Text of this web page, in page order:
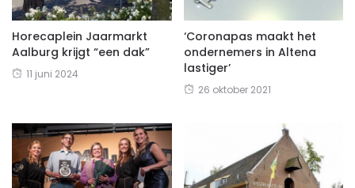
Horecaplein Jaarmarkt
Aalburg krijgt “een dak”
11 juni 2024
‘Coronapas maakt het
ondernemers in Altena
lastiger’
26 oktober 2021